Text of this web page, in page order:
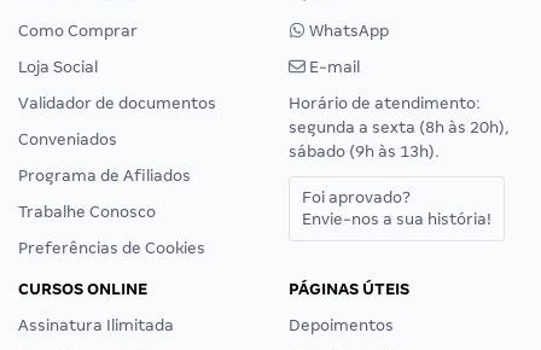
Como Comprar
Loja Social
Validador de documentos
Conveniados
Programa de Afiliados
Trabalhe Conosco
Preferências de Cookies
WhatsApp
E-mail
Horário de atendimento:
segunda a sexta (8h às 20h),
sábado (9h às 13h).
Foi aprovado?
Envie-nos a sua história!
CURSOS ONLINE
Assinatura Ilimitada
PÁGINAS ÚTEIS
Depoimentos